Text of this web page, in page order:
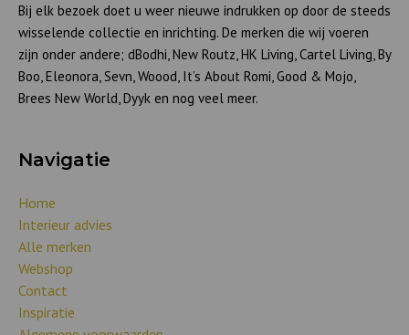
Bij elk bezoek doet u weer nieuwe indrukken op door de steeds
wisselende collectie en inrichting. De merken die wij voeren
zijn onder andere; dBodhi, New Routz, HK Living, Cartel Living, By
Boo, Eleonora, Sevn, Woood, It’s About Romi, Good & Mojo,
Brees New World, Dyyk en nog veel meer.
Navigatie
Home
Interieur advies
Alle merken
Webshop
Contact
Inspiratie